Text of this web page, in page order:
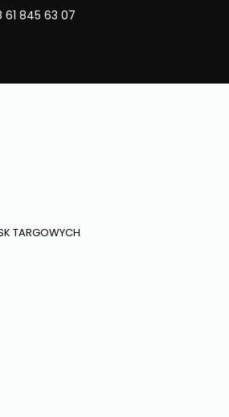
61 845 63 07
TARGOWYCH